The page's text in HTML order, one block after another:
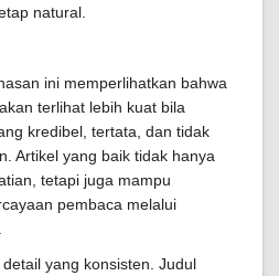
natural.
ini memperlihatkan bahwa
terlihat lebih kuat bila
kredibel, tertata, dan tidak
Artikel yang baik tidak hanya
tetapi juga mampu
pembaca melalui
yang konsisten. Judul